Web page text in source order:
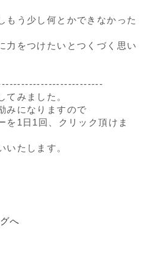
もう少し何とかできなかった
力をつけたいとつくづく思い
みました。
みになりますので
1日1回、クリック頂けま
たします。